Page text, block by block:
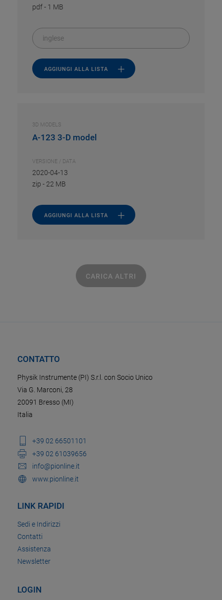
pdf- 1 MB
inglese
AGGIUNGI ALLA LISTA
3D MODELS
A-123 3-D model
VERSIONE / DATA
2020-04-13
zip - 22 MB
AGGIUNGI ALLA LISTA
CARICA ALTRI
CONTATTO
Physik Instrumente (PI) S.r.l. con Socio Unico
Via G. Marconi, 28
20091 Bresso (MI)
Italia
+39 02 66501101
+39 02 61039656
info@pionline.it
www.pionline.it
LINK RAPIDI
Sedi e Indirizzi
Contatti
Assistenza
Newsletter
LOGIN